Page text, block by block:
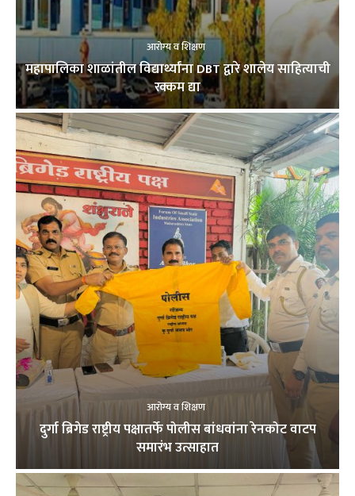
आरोग्य व शिक्षण
महापालिका शाळांतील विद्यार्थ्यांना DBT द्वारे शालेय साहित्याची
रक्कम द्या
आरोग्य व शिक्षण
दुर्गा ब्रिगेड राष्ट्रीय पक्षातर्फे पोलीस बांधवांना रेनकोट वाटप
समारंभ उत्साहात